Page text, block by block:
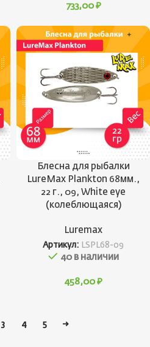
733,00 ₽
Блесна для рыбалки
LureMax Plankton 68мм.,
22 г., 09, White eye
(колеблющаяся)
Luremax
Артикул: LSPL68-09
40 в наличии
458,00 ₽
3 4 5 →